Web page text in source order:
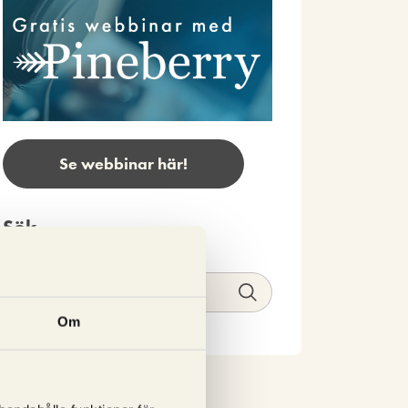
Om
Se webbinar här!
Sök